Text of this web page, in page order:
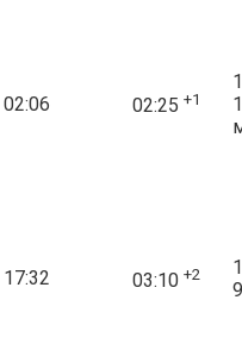
02:06 02:25 +1
17:32 03:10 +2